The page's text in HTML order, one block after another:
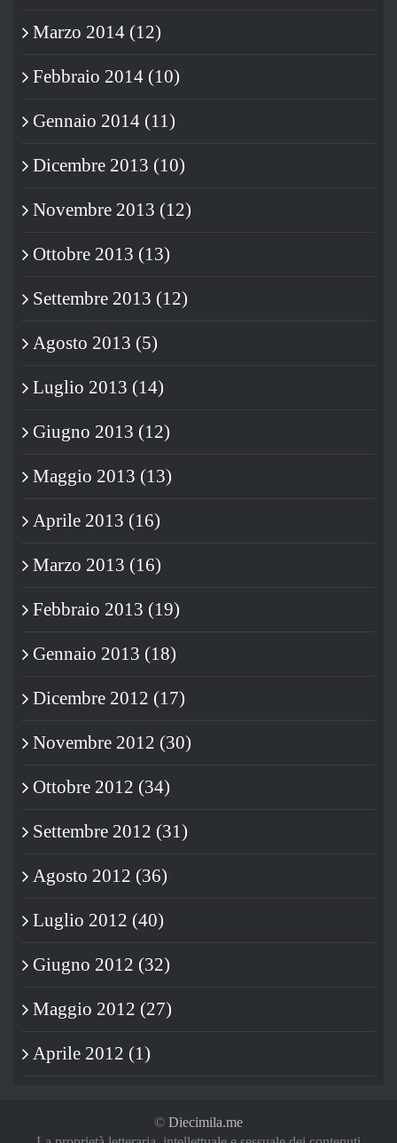
Marzo 2014 (12)
Febbraio 2014 (10)
Gennaio 2014 (11)
Dicembre 2013 (10)
Novembre 2013 (12)
Ottobre 2013 (13)
Settembre 2013 (12)
Agosto 2013 (5)
Luglio 2013 (14)
Giugno 2013 (12)
Maggio 2013 (13)
Aprile 2013 (16)
Marzo 2013 (16)
Febbraio 2013 (19)
Gennaio 2013 (18)
Dicembre 2012 (17)
Novembre 2012 (30)
Ottobre 2012 (34)
Settembre 2012 (31)
Agosto 2012 (36)
Luglio 2012 (40)
Giugno 2012 (32)
Maggio 2012 (27)
Aprile 2012 (1)
© Diecimila.me